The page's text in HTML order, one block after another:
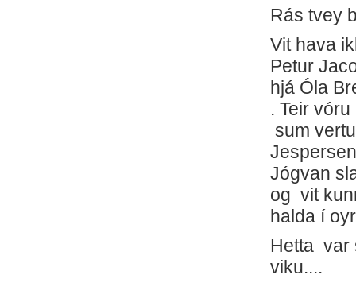
Rás tvey
Vit hava
Petur
hjá Óla
. Teir
sum
Jógvan
og vit
halda í
Hetta var
viku....